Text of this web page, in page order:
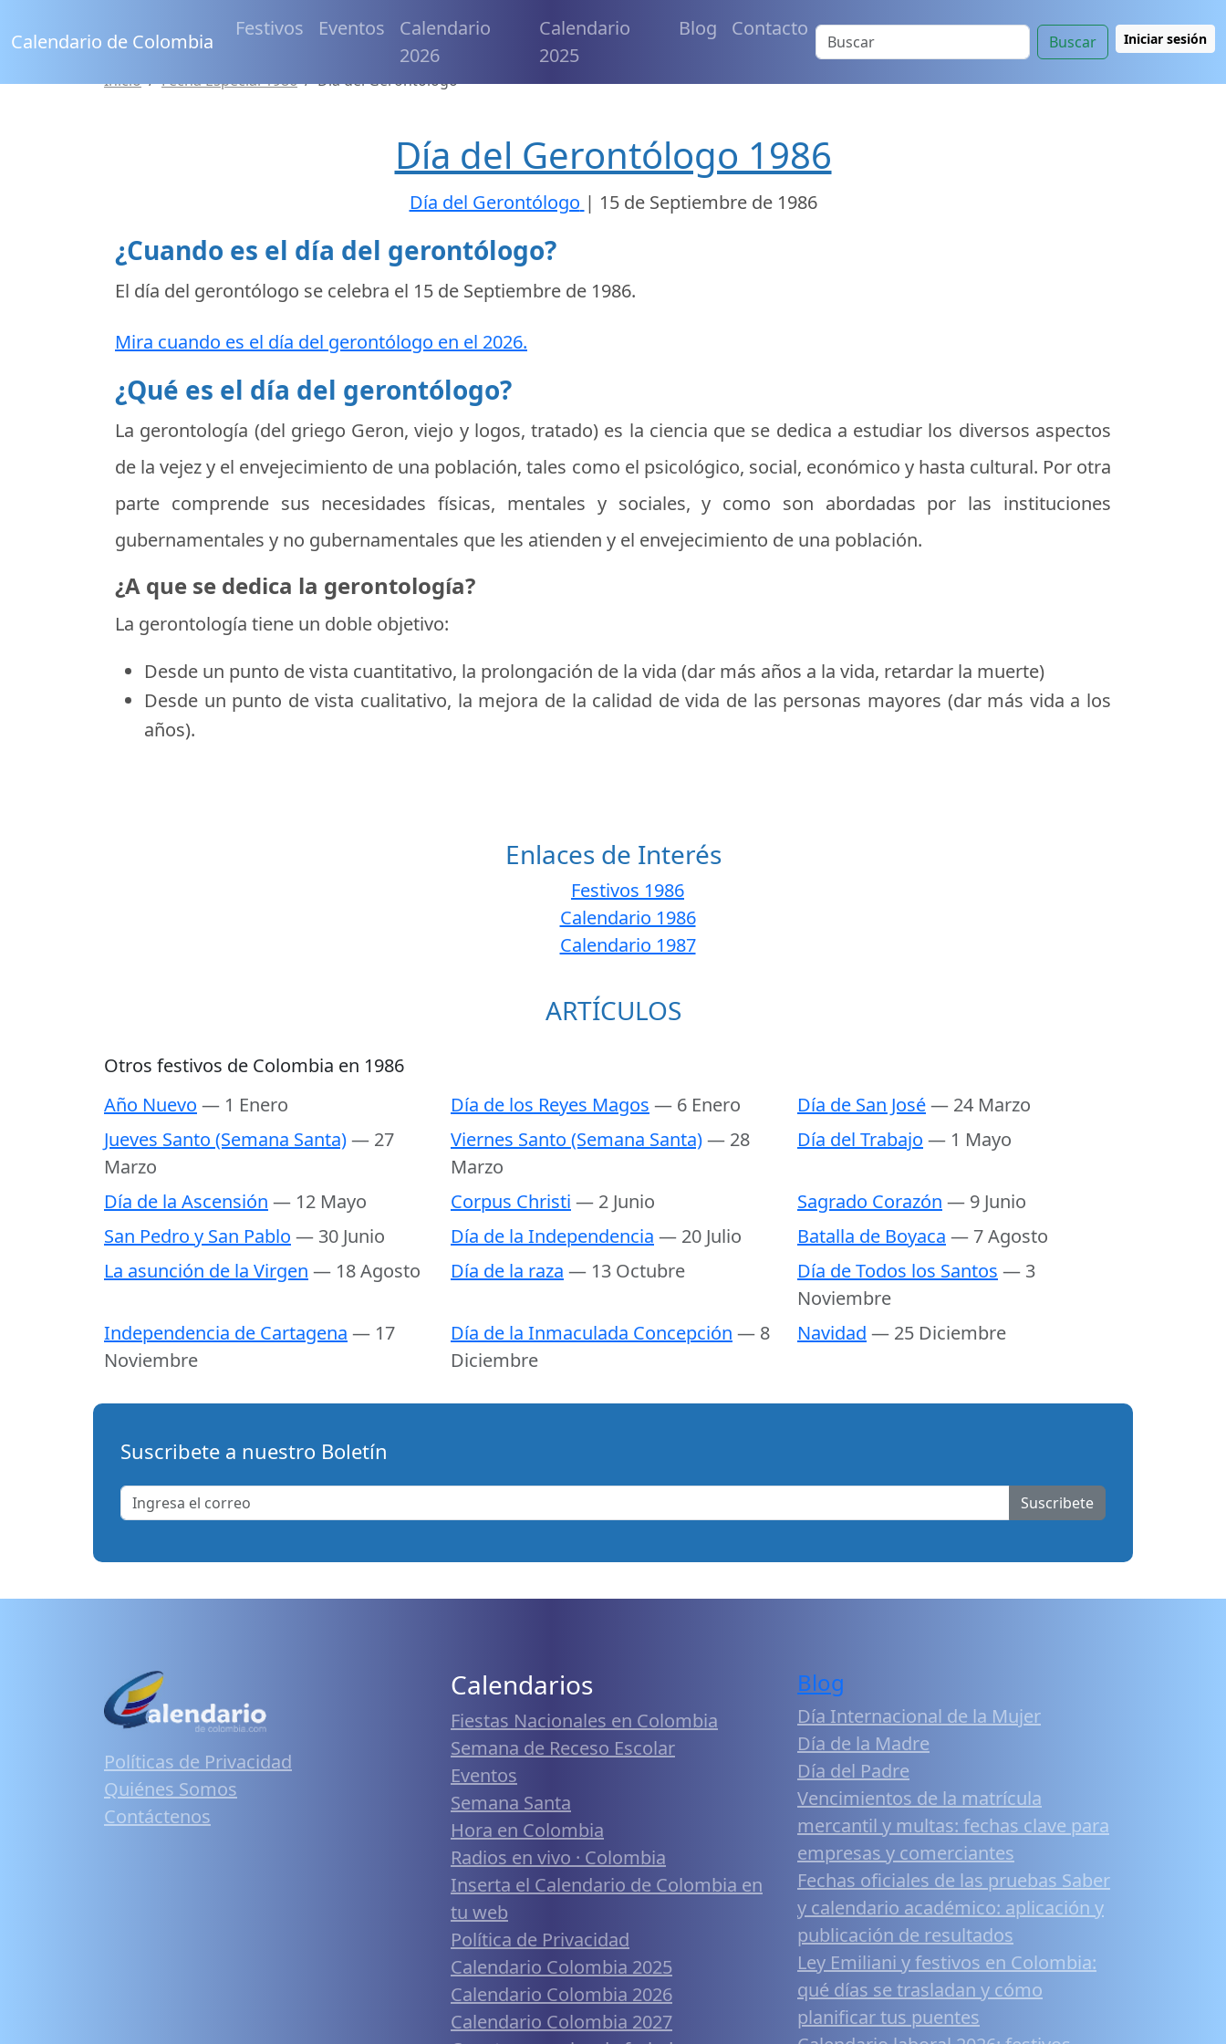
Calendario de Colombia
Festivos Eventos
Calendario
2026
Calendario
2025
Blog Contacto
Buscar Iniciar sesión
Inicio Fecha Especial 1986 Día del Gerontólogo
Día del Gerontólogo 1986
Día del Gerontólogo | 15 de Septiembre de 1986
¿Cuando es el día del gerontólogo?
El día del gerontólogo se celebra el 15 de Septiembre de 1986.
Mira cuando es el día del gerontólogo en el 2026.
¿Qué es el día del gerontólogo?
La gerontología (del griego Geron, viejo y logos, tratado) es la ciencia que se dedica a estudiar los diversos aspectos
de la vejez y el envejecimiento de una población, tales como el psicológico, social, económico y hasta cultural. Por otra
parte comprende sus necesidades físicas, mentales y sociales, y como son abordadas por las instituciones
gubernamentales y no gubernamentales que les atienden y el envejecimiento de una población.
¿A que se dedica la gerontología?
La gerontología tiene un doble objetivo:
Desde un punto de vista cuantitativo, la prolongación de la vida (dar más años a la vida, retardar la muerte)
Desde un punto de vista cualitativo, la mejora de la calidad de vida de las personas mayores (dar más vida a los
años).
Enlaces de Interés
Festivos 1986
Calendario 1986
Calendario 1987
ARTÍCULOS
Otros festivos de Colombia en 1986
Año Nuevo — 1 Enero Día de los Reyes Magos — 6 Enero Día de San José— 24 Marzo
Jueves Santo (Semana Santa)— 27
Marzo
Viernes Santo (Semana Santa)— 28
Marzo
Día del Trabajo — 1 Mayo
Día de la Ascensión — 12 Mayo Corpus Christi — 2 Junio Sagrado Corazón — 9 Junio
San Pedro y San Pablo — 30 Junio Día de la Independencia — 20 Julio Batalla de Boyaca — 7 Agosto
La asunción de la Virgen — 18 Agosto Día de la raza — 13 Octubre Día de Todos los Santos — 3
Noviembre
Independencia de Cartagena — 17
Noviembre
Día de la Inmaculada Concepción — 8
Diciembre
Navidad — 25 Diciembre
Suscribete a nuestro Boletín
Suscribete
Políticas de Privacidad
Quiénes Somos
Contáctenos
Calendarios
Fiestas Nacionales en Colombia
Semana de Receso Escolar
Eventos
Semana Santa
Hora en Colombia
Radios en vivo · Colombia
Inserta el Calendario de Colombia en
tu web
Política de Privacidad
Calendario Colombia 2025
Calendario Colombia 2026
Calendario Colombia 2027
Blog
Día Internacional de la Mujer
Día de la Madre
Día del Padre
Vencimientos de la matrícula
mercantil y multas: fechas clave para
empresas y comerciantes
Fechas oficiales de las pruebas Saber
y calendario académico: aplicación y
publicación de resultados
Ley Emiliani y festivos en Colombia:
qué días se trasladan y cómo
planificar tus puentes